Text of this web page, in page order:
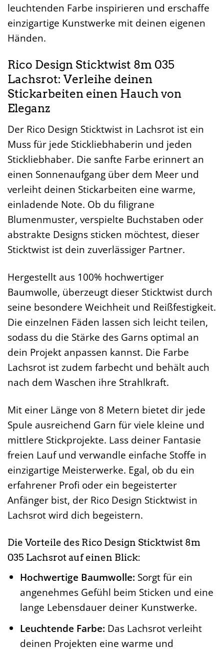
leuchtenden Farbe inspirieren und erschaffe
einzigartige Kunstwerke mit deinen eigenen
Händen.
Rico Design Sticktwist 8m 035
Lachsrot: Verleihe deinen
Stickarbeiten einen Hauch von
Eleganz
Der Rico Design Sticktwist in Lachsrot ist ein
Muss für jede Stickliebhaberin und jeden
Stickliebhaber. Die sanfte Farbe erinnert an
einen Sonnenaufgang über dem Meer und
verleiht deinen Stickarbeiten eine warme,
einladende Note. Ob du filigrane
Blumenmuster, verspielte Buchstaben oder
abstrakte Designs sticken möchtest, dieser
Sticktwist ist dein zuverlässiger Partner.
Hergestellt aus 100% hochwertiger
Baumwolle, überzeugt dieser Sticktwist durch
seine besondere Weichheit und Reißfestigkeit.
Die einzelnen Fäden lassen sich leicht teilen,
sodass du die Stärke des Garns optimal an
dein Projekt anpassen kannst. Die Farbe
Lachsrot ist zudem farbecht und behält auch
nach dem Waschen ihre Strahlkraft.
Mit einer Länge von 8 Metern bietet dir jede
Spule ausreichend Garn für viele kleine und
mittlere Stickprojekte. Lass deiner Fantasie
freien Lauf und verwandle einfache Stoffe in
einzigartige Meisterwerke. Egal, ob du ein
erfahrener Profi oder ein begeisterter
Anfänger bist, der Rico Design Sticktwist in
Lachsrot wird dich begeistern.
Die Vorteile des Rico Design Sticktwist 8m
035 Lachsrot auf einen Blick:
Hochwertige Baumwolle: Sorgt für ein
angenehmes Gefühl beim Sticken und eine
lange Lebensdauer deiner Kunstwerke.
Leuchtende Farbe: Das Lachsrot verleiht
deinen Projekten eine warme und